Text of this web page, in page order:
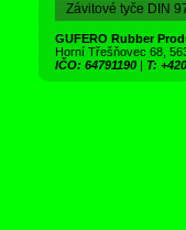
Závitové tyče DIN
GUFERO Rubber
Horní Třešňovec 68,
IČO: 64791190 | T: